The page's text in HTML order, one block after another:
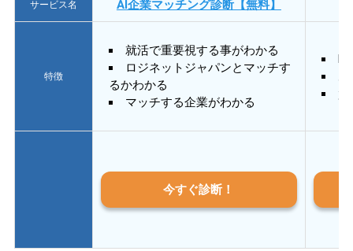
サービス名 AI企業マッチング診断【無料】
特徴
就活で重要視する事がわかる
ロジネットジャパンとマッチす
るかわかる
マッチする企業がわかる
質
今すぐ診断！